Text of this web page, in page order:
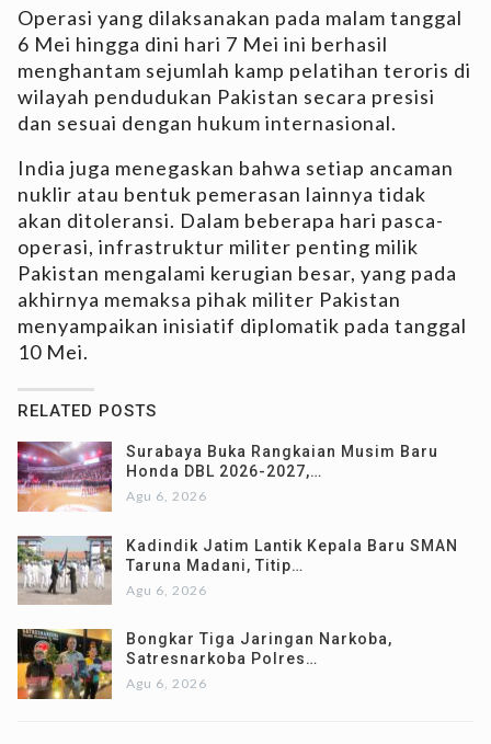
Operasi yang dilaksanakan pada malam tanggal
6 Mei hingga dini hari 7 Mei ini berhasil
menghantam sejumlah kamp pelatihan teroris di
wilayah pendudukan Pakistan secara presisi
dan sesuai dengan hukum internasional.
India juga menegaskan bahwa setiap ancaman
nuklir atau bentuk pemerasan lainnya tidak
akan ditoleransi. Dalam beberapa hari pasca-
operasi, infrastruktur militer penting milik
Pakistan mengalami kerugian besar, yang pada
akhirnya memaksa pihak militer Pakistan
menyampaikan inisiatif diplomatik pada tanggal
10 Mei.
RELATED POSTS
Surabaya Buka Rangkaian Musim Baru
Honda DBL 2026-2027,…
Agu 6, 2026
Kadindik Jatim Lantik Kepala Baru SMAN
Taruna Madani, Titip…
Agu 6, 2026
Bongkar Tiga Jaringan Narkoba,
Satresnarkoba Polres…
Agu 6, 2026